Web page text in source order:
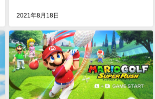
2021年8月18日